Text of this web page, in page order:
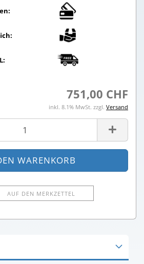
751,00 CHF
inkl. 8.1% MwSt. zzgl. Versand
AUF DEN MERKZETTEL